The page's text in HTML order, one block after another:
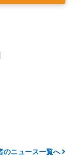
のニュース一覧へ